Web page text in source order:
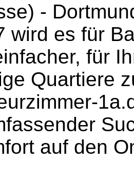
-
wird es für
für
Quartiere
auf den